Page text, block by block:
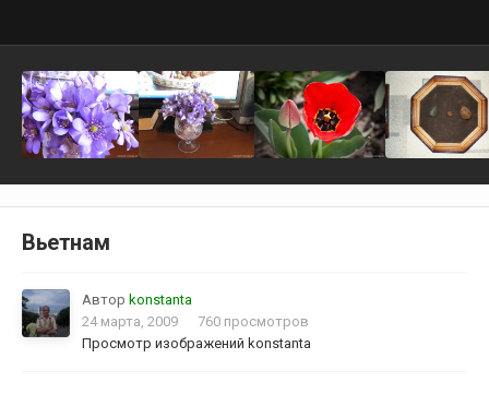
Вьетнам
Автор konstanta
24 марта, 2009
760 просмотров
Просмотр изображений konstanta